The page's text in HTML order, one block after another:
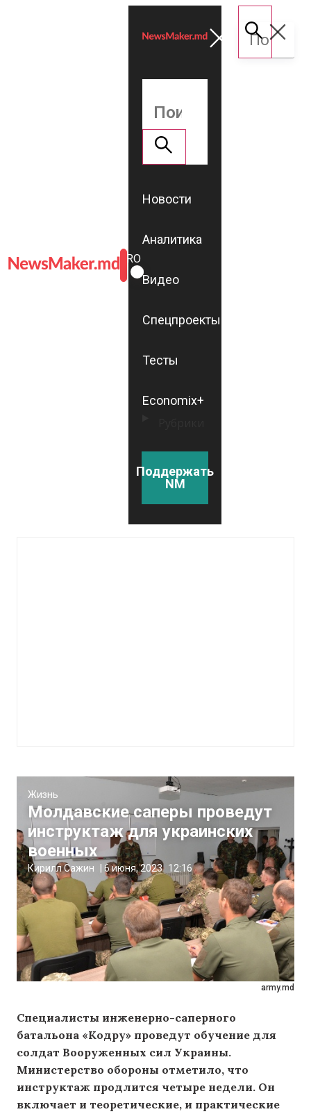
ROMÂNĂ
RU
Новости
Аналитика
Видео
Спецпроекты
Тесты
Economix+
Поддержать
NM
army.md
Жизнь
Молдавские саперы проведут
инструктаж для украинских
военных
Кирилл Сажин 6 июня, 2023 12:16
Специалисты инженерно-саперного
батальона «Кодру» проведут обучение для
солдат Вооруженных сил Украины.
Министерство обороны отметило, что
инструктаж продлится четыре недели. Он
включает и теоретические, и практические